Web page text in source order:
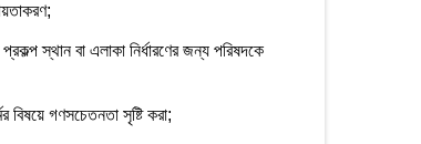
স্থান বা এলাকা নির্ধারণের জন্য পরিষদকে
বিষয়ে গণসচেতনতা সৃষ্টি করা;